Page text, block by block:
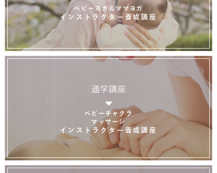
ベビーヨガ＆ママヨガ
インストラクター養成講座
通学講座
ベビーチャクラ
マッサージ
インストラクター養成講座